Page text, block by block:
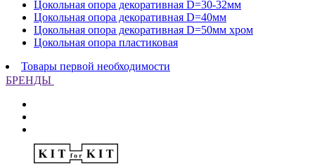
Цокольная опора декоративная D=30-32мм
Цокольная опора декоративная D=40мм
Цокольная опора декоративная D=50мм хром
Цокольная опора пластиковая
Товары первой необходимости
БРЕНДЫ